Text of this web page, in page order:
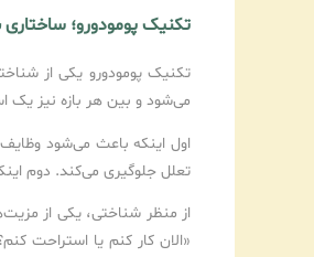
تکنیک پومودورو؛ ساختاری
می‌شود و بین هر بازه نیز یک
اول اینکه باعث می‌شود
تعلل جلوگیری می‌کند. دوم
از منظر شناختی، یکی از
«الان کار کنم یا استراحت